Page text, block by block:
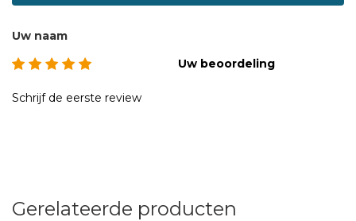
Uw naam
Uw beoordeling
Schrijf de eerste review
Gerelateerde producten